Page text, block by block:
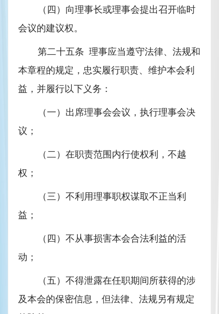
（四）向理事长或理事会提出召开临时
会议的建议权。
第二十五条  理事应当遵守法律、法规和
本章程的规定，忠实履行职责、维护本会利
益，并履行以下义务：
（一）出席理事会会议，执行理事会决
议；
（二）在职责范围内行使权利，不越
权；
（三）不利用理事职权谋取不正当利
益；
（四）不从事损害本会合法利益的活
动；
（五）不得泄露在任职期间所获得的涉
及本会的保密信息，但法律、法规另有规定